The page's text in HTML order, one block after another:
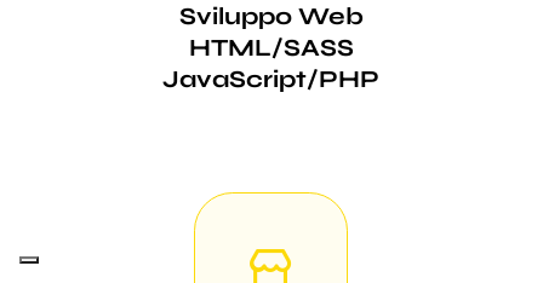
Sviluppo Web
HTML/SASS
JavaScript/PHP